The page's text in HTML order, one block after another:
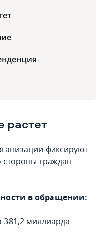
растет
фиксируют
стороны граждан
в обращении:
381,2 миллиарда